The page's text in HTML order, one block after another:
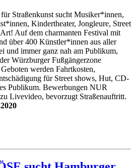
Straßenkunst sucht Musiker*innen,
Kindertheater, Jongleure, Street
Auf dem charmanten Festival mit
über 400 Künstler*innen aus aller
und immer ganz nah am Publikum,
Würzburger Fußgängerzone
werden Fahrtkosten,
für Street shows, Hut, CD-
Publikum. Bewerbungen NUR
Livevideo, bevorzugt Straßenauftritt.